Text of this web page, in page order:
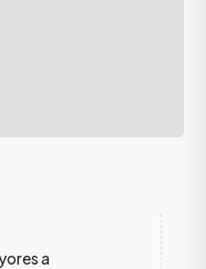
a